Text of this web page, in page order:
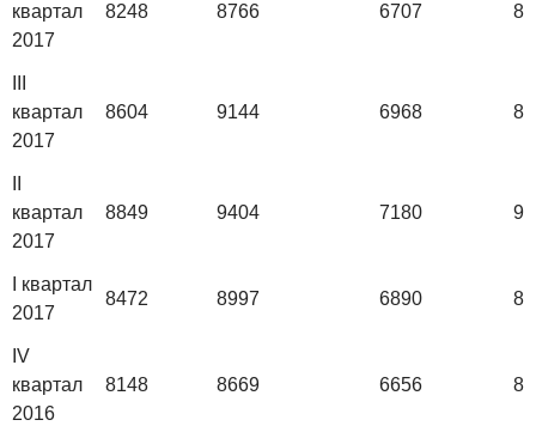
квартал
2017
8248 8766 6707
квартал
2017
8604 9144 6968
квартал
2017
8849 9404 7180
I квартал
2017
8472 8997 6890
IV
квартал
2016
8148 8669 6656